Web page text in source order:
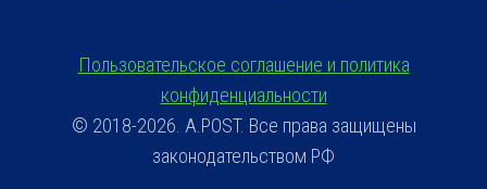
Пользовательское соглашение и политика
конфиденциальности
© 2018-2026. A.POST. Все права защищены
законодательством РФ